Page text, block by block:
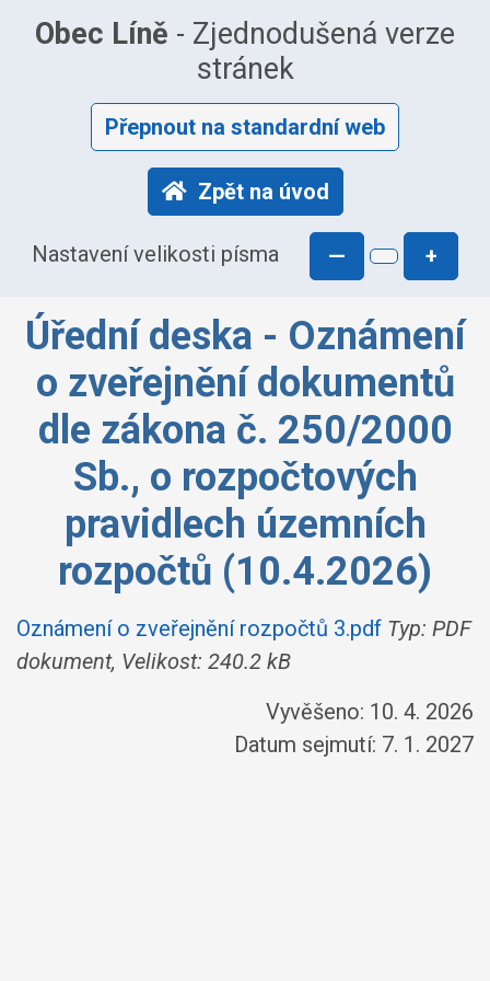
Obec Líně - Zjednodušená verze
stránek
Přepnout na standardní web
Zpět na úvod
Nastavení velikosti písma — +
Úřední deska - Oznámení
o zveřejnění dokumentů
dle zákona č. 250/2000
Sb., o rozpočtových
pravidlech územních
rozpočtů (10.4.2026)
Oznámení o zveřejnění rozpočtů 3.pdf Typ: PDF
dokument, Velikost: 240.2 kB
Vyvěšeno: 10. 4. 2026
Datum sejmutí: 7. 1. 2027